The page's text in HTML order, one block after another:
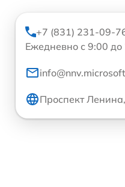
+7 (831) 231-09-
Ежедневно с 9:00 до
Проспект